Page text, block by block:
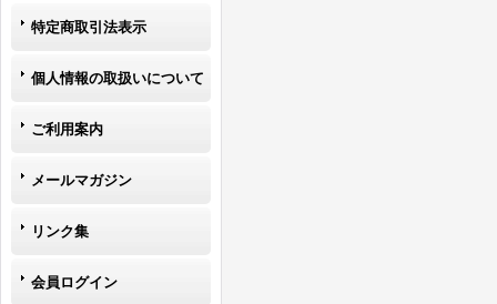
特定商取引法表示
個人情報の取扱いについて
ご利用案内
メールマガジン
リンク集
会員ログイン